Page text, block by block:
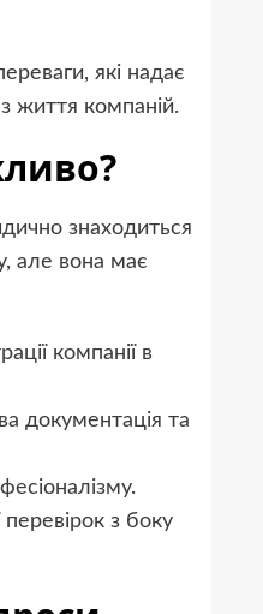
які надає
життя компаній.
знаходиться
але вона має
компанії в
документація та
з боку